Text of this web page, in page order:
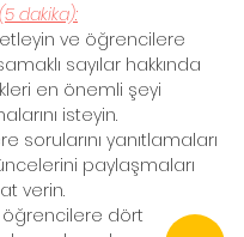
dakika):
ve öğrencilere
sayılar hakkında
en önemli şeyi
isteyin.
sorularını yanıtlamaları
paylaşmaları
verin.
öğrencilere dört